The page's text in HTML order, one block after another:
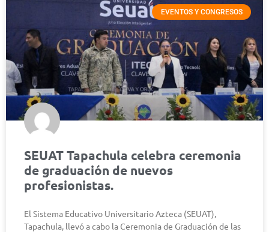
EVENTOS Y CONGRESOS
SEUAT Tapachula celebra ceremonia
de graduación de nuevos
profesionistas.
El Sistema Educativo Universitario Azteca (SEUAT),
Tapachula, llevó a cabo la Ceremonia de Graduación de las